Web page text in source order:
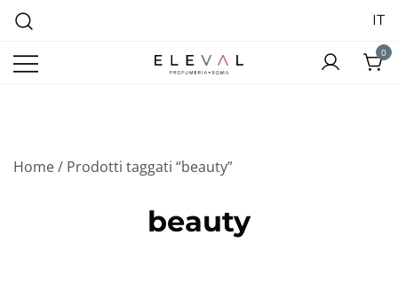
IT
Profumeria Roma
0
Home/ Prodotti taggati “beauty”
beauty